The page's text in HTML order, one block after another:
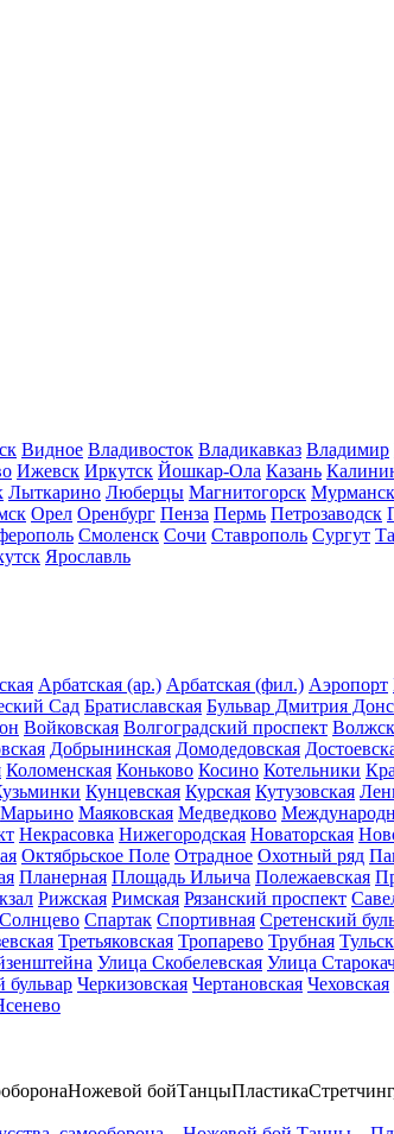
Видное Владивосток Владикавказ Владимир
Ижевск Иркутск Йошкар-Ола Казань
Лыткарино Люберцы Магнитогорск Мурманск
Орел Оренбург Пенза Пермь Петрозаводск
Смоленск Сочи Ставрополь Сургут
Ярославль
Арбатская (ар.) Арбатская (фил.) Аэропорт
Сад Братиславская Бульвар Дмитрия
Войковская Волгоградский проспект
Добрынинская Домодедовская
Коломенская Коньково Косино Котельники
Кунцевская Курская Кутузовская
Марьино Маяковская Медведково
Некрасовка Нижегородская Новаторская
Октябрьское Поле Отрадное Охотный ряд
Планерная Площадь Ильича Полежаевская
Рижская Римская Рязанский проспект
Солнцево Спартак Спортивная Сретенский
Третьяковская Тропарево Трубная
Улица Скобелевская Улица
бульвар Черкизовская Чертановская Чеховская
Ножевой бойТанцыПластика